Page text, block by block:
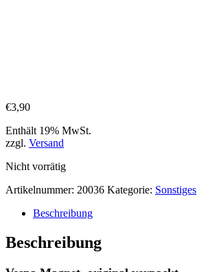
€3,90
Enthält 19% MwSt.
zzgl. Versand
Nicht vorrätig
Artikelnummer: 20036 Kategorie: Sonstiges
Beschreibung
Beschreibung